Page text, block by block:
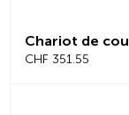
Chariot de
CHF 351.55